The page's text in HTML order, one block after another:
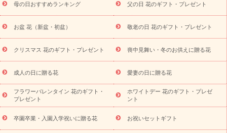
供え・お悔やみ商品一覧
お供え・お悔やみの花
四十九日法要以
降に贈る花
通夜・葬儀に贈る花
お供え お花とセットギフト
お供え プリザーブドフラワー
ペットのお供えフラワー
お盆（新
盆・初盆）
その他 お祝い返し お見舞い
お取り寄せギフト
ビジネス用
ご自宅用 観葉植物 ミディ胡蝶蘭
プリザーブ
ドフラワー
スタイルから探す アレンジメント 花束
スタ
ンド花
お祝い お供え・お悔やみ 胡蝶蘭 胡蝶蘭・花鉢
ディ胡蝶蘭・お祝い
ミディ胡蝶蘭・お供え
世界初の青色胡蝶蘭
観葉植物
観葉植物 産直多肉植物
プリザーブドフラワー
お祝い
お供え・お悔やみ 花とセットギフト
セミオーダー
プチギフト（hanamore -ハナモア-）
花とみどりのeギフト
キューピットのeGfit
カラー ピンク イエローオレンジ
レッ
母の日おすすめランキング 父の日 花のギフト・プレゼント
お盆 花（新盆・初盆） 敬老の日 花のギフト・プレゼント
クリスマス 花のギフト・プレゼント 喪中見舞い・冬のお供えに贈る花
成人の日に贈る花 愛妻の日に贈る花
フラワーバレンタイン 花のギフト・
プレゼント
ホワイトデー 花のギフト・プレゼ
ント
卒園卒業・入園入学祝いに贈る花 お祝いセットギフト